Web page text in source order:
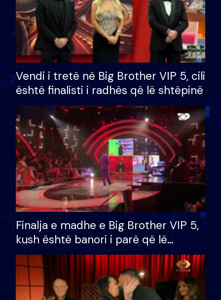
Vendi i tretë në Big Brother VIP 5, cili
është finalisti i radhës që lë shtëpinë
Finalja e madhe e Big Brother VIP 5,
kush është banori i parë që lë
shtëpinë dhe humb mundësinë për
të fituar çmimin e madh